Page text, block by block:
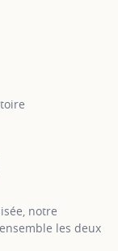
notre
les deux